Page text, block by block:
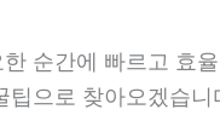
순간에 빠르고 효
으로 찾아오겠습니